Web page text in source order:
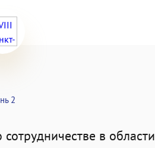
2
в области